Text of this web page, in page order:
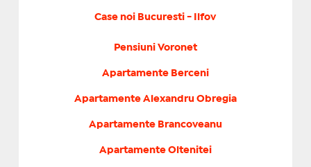
Case noi Bucuresti - Ilfov
Pensiuni Voronet
Apartamente Berceni
Apartamente Alexandru Obregia
Apartamente Brancoveanu
Apartamente Oltenitei